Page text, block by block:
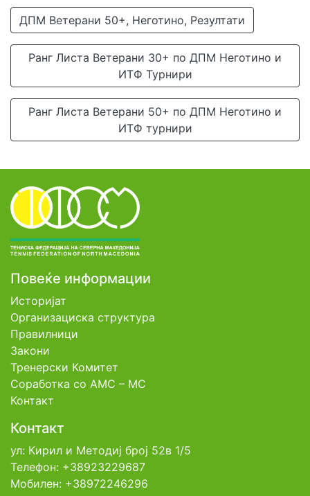
ДПМ Ветерани 50+, Неготино, Резултати
Ранг Листа Ветерани 30+ по ДПМ Неготино и
ИТФ Турнири
Ранг Листа Ветерани 50+ по ДПМ Неготино и
ИТФ турнири
Повеќе информации
Историјат
Организациска структура
Правилници
Закони
Тренерски Комитет
Соработка со АМС – МС
Контакт
Контакт
ул: Кирил и Методиј број 52в 1/5
Телефон: +38923229687
Мобилен: +38972246296